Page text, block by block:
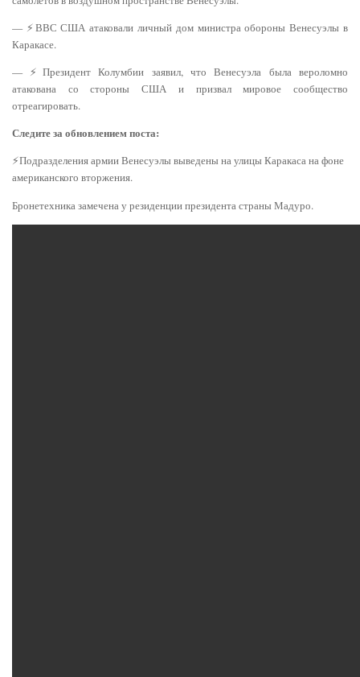
— ⚡️ВВС США атаковали личный дом министра обороны Венесуэлы в
Каракасе.
— ⚡️Президент Колумбии заявил, что Венесуэла была вероломно
атакована со стороны США и призвал мировое сообщество
отреагировать.
Следите за обновлением поста:
⚡️Подразделения армии Венесуэлы выведены на улицы Каракаса на фоне
американского вторжения.
Бронетехника замечена у резиденции президента страны Мадуро.